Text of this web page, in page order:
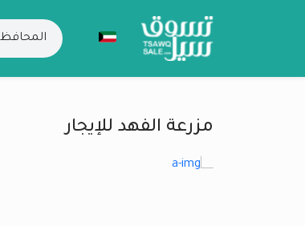
مزرعة الفهد للإيجار